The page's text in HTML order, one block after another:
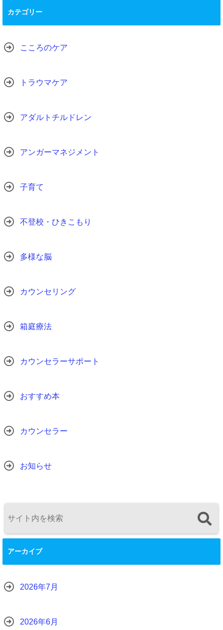
カテゴリー
こころのケア
トラウマケア
アダルトチルドレン
アンガーマネジメント
子育て
不登校・ひきこもり
多様な脳
カウンセリング
箱庭療法
カウンセラーサポート
おすすめ本
カウンセラー
お知らせ
アーカイブ
2026年7月
2026年6月